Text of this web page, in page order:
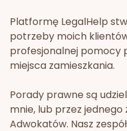
Platformę LegalHelp
potrzeby moich
profesjonalnej pomocy
miejsca zamieszkania.
Porady prawne są
mnie, lub przez
Adwokatów. Nasz